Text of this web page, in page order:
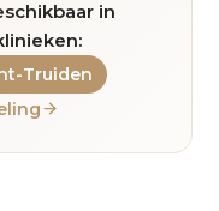
in
Truiden